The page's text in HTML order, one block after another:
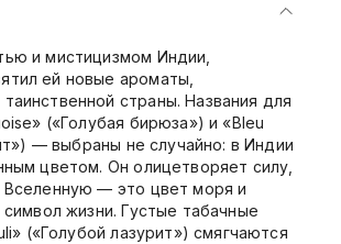
и мистицизмом Индии,
ей новые ароматы,
страны. Названия для
(«Голубая бирюза») и «Bleu
— выбраны не случайно: в Индии
цветом. Он олицетворяет силу,
— это цвет моря и
жизни. Густые табачные
(«Голубой лазурит») смягчаются